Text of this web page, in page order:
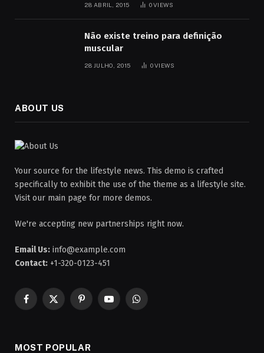
28 ABRIL, 2015 0VIEWS
Não existe treino para definição
muscular
28 JULHO, 2015 0VIEWS
ABOUT US
Your source for the lifestyle news. This demo is crafted
specifically to exhibit the use of the theme as a lifestyle site.
Visit our main page for more demos.
We're accepting new partnerships right now.
Email Us: info@example.com
Contact: +1-320-0123-451
Facebook
X
PinterestYouTubeWhatsApp
MOST POPULAR